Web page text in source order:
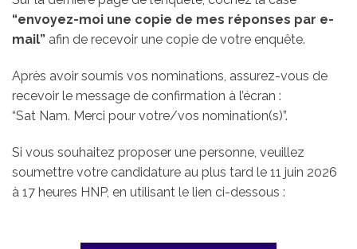
“envoyez-moi une copie de mes réponses par e-
mail” afin de recevoir une copie de votre enquête.
Après avoir soumis vos nominations, assurez-vous de
recevoir le message de confirmation à l’écran :
“Sat Nam. Merci pour votre/vos nomination(s)”.
Si vous souhaitez proposer une personne, veuillez
soumettre votre candidature au plus tard le 11 juin 2026
à 17 heures HNP, en utilisant le lien ci-dessous :